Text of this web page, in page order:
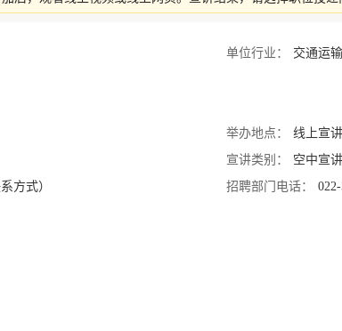
单位行业：
交通运
举办地点：
线上宣讲
宣讲类别：
空中宣
方式） 招聘部门电话：